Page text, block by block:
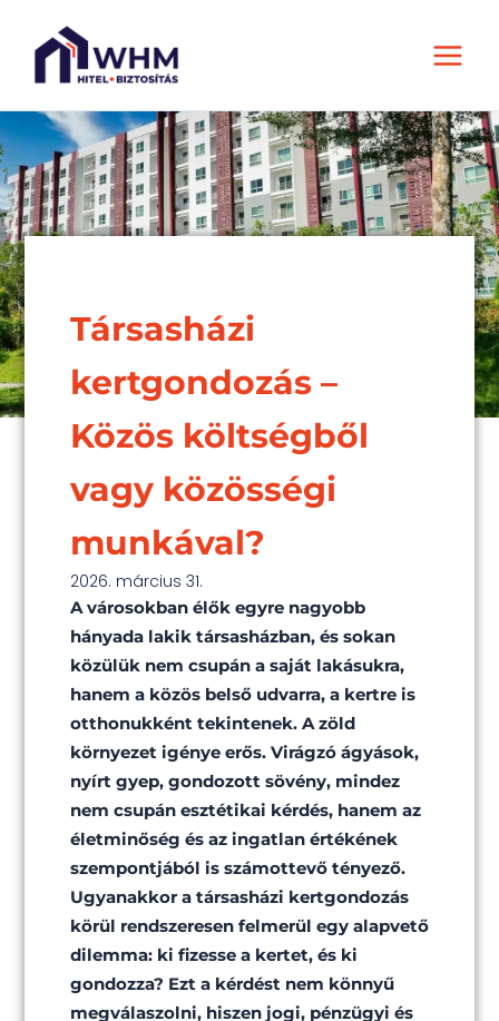
Társasházi
kertgondozás –
Közös költségből
vagy közösségi
munkával?
2026. március 31.
A városokban élők egyre nagyobb
hányada lakik társasházban, és sokan
közülük nem csupán a saját lakásukra,
hanem a közös belső udvarra, a kertre is
otthonukként tekintenek. A zöld
környezet igénye erős. Virágzó ágyások,
nyírt gyep, gondozott sövény, mindez
nem csupán esztétikai kérdés, hanem az
életminőség és az ingatlan értékének
szempontjából is számottevő tényező.
Ugyanakkor a társasházi kertgondozás
körül rendszeresen felmerül egy alapvető
dilemma: ki fizesse a kertet, és ki
gondozza? Ezt a kérdést nem könnyű
megválaszolni, hiszen jogi, pénzügyi és